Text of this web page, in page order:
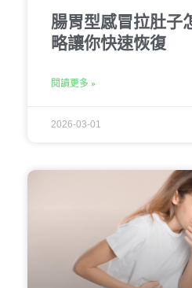
腸胃型感冒拉肚子
略讓你快速恢復
閱讀更多 »
2026-03-01